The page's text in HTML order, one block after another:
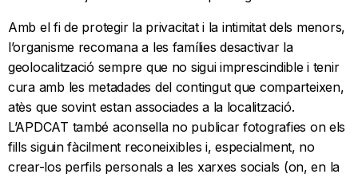
Amb el fi de protegir la privacitat i la intimitat dels menors,
l’organisme recomana a les famílies desactivar la
geolocalització sempre que no sigui imprescindible i tenir
cura amb les metadades del contingut que comparteixen,
atès que sovint estan associades a la localització.
L’APDCAT també aconsella no publicar fotografies on els
fills siguin fàcilment reconeixibles i, especialment, no
crear-los perfils personals a les xarxes socials (on, en la